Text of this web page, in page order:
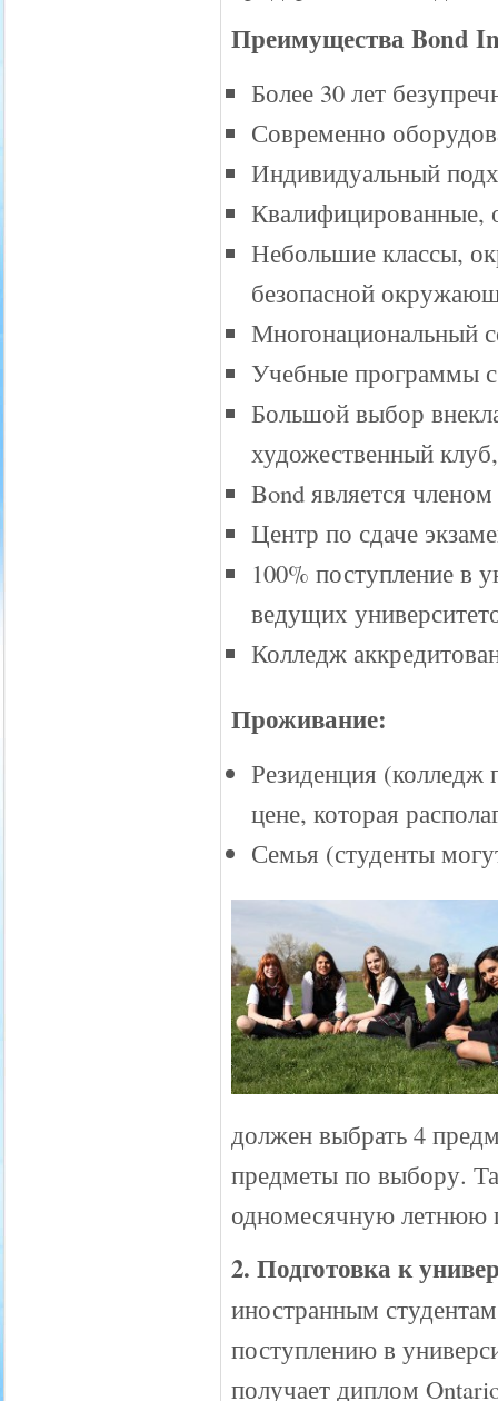
Преимущества Bond
Более 30 лет
Современно
Индивидуальный
Квалифицированные,
Небольшие классы,
безопасной
Многонациональный
Учебные программы
Большой выбор
художественный
Bond является
Центр по сдаче
100% поступление в
ведущих
Колледж
Проживание:
Резиденция (колледж
цене, которая
Семья (студенты
должен выбрать 4
предметы по выбору.
одномесячную летнюю
2. Подготовка к
иностранным
поступлению в
получает диплом